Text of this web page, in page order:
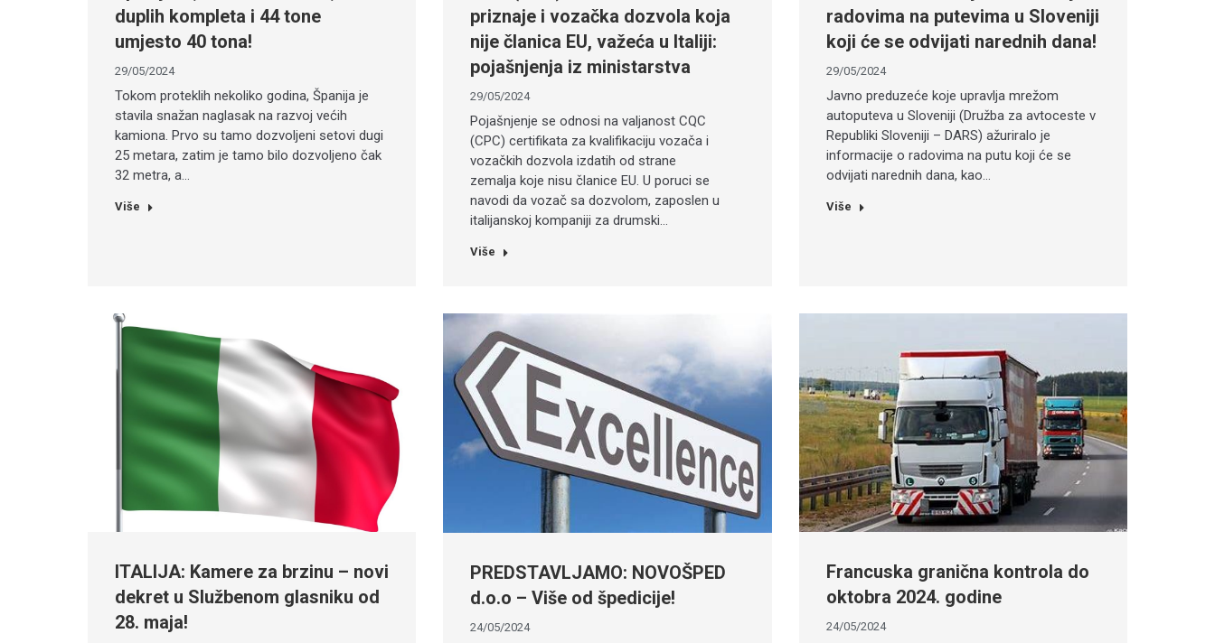
duplih kompleta i 44 tone
umjesto 40 tona!
29/05/2024
Tokom proteklih nekoliko godina, Španija je
stavila snažan naglasak na razvoj većih
kamiona. Prvo su tamo dozvoljeni setovi dugi
25 metara, zatim je tamo bilo dozvoljeno čak
32 metra, a…
Više
priznaje i vozačka dozvola koja
nije članica EU, važeća u Italiji:
pojašnjenja iz ministarstva
29/05/2024
Pojašnjenje se odnosi na valjanost CQC
(CPC) certifikata za kvalifikaciju vozača i
vozačkih dozvola izdatih od strane
zemalja koje nisu članice EU. U poruci se
navodi da vozač sa dozvolom, zaposlen u
italijanskoj kompaniji za drumski…
Više
radovima na putevima u Sloveniji
koji će se odvijati narednih dana!
29/05/2024
Javno preduzeće koje upravlja mrežom
autoputeva u Sloveniji (Družba za avtoceste v
Republiki Sloveniji – DARS) ažuriralo je
informacije o radovima na putu koji će se
odvijati narednih dana, kao…
Više
ITALIJA: Kamere za brzinu – novi
dekret u Službenom glasniku od
28. maja!
PREDSTAVLJAMO: NOVOŠPED
d.o.o – Više od špedicije!
24/05/2024
Francuska granična kontrola do
oktobra 2024. godine
24/05/2024